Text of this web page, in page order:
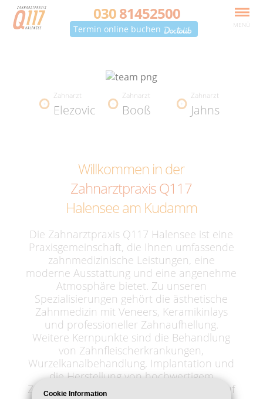
Cookie Information
03081452500
MENÜ
Termin online buchen
Zahnarzt
Elezovic
Zahnarzt
Booß
Zahnarzt
Jahns
Willkommen in der
Zahnarztpraxis Q117
Halensee am Kudamm
Die Zahnarztpraxis Q117 Halensee ist eine
Praxisgemeinschaft, die Ihnen umfassende
zahnmedizinische Leistungen, eine
moderne Ausstattung und eine angenehme
Atmosphäre bietet. Zu unseren
Spezialisierungen gehört die ästhetische
Zahnmedizin mit Veneers, Keramikinlays
und professioneller Zahnaufhellung.
Weitere Kernpunkte sind die Behandlung
von Zahnfleischerkrankungen,
Wurzelkanalbehandlung, Implantation und
die Herstellung von hochwertigem
Zahnersatz. Besonderen Wert legen wir auf